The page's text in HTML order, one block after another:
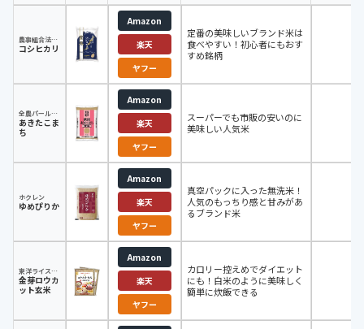
農事組合法人野沢農産生産組合
コシヒカリ
Amazon
楽天
ヤフー
定番の美味しいブランド米は
食べやすい！初心者にもおす
すめ銘柄
全農パールライス
あきたこま
ち
Amazon
楽天
ヤフー
スーパーでも市販の安いのに
美味しい人気米
ホクレン
ゆめぴりか
Amazon
楽天
ヤフー
真空パックに入った無洗米！
人気のもっちり感と甘みがあ
るブランド米
東洋ライス株式会社
金芽ロウカ
ット玄米
Amazon
楽天
ヤフー
カロリー控えめでダイエット
にも！白米のように美味しく
簡単に炊飯できる